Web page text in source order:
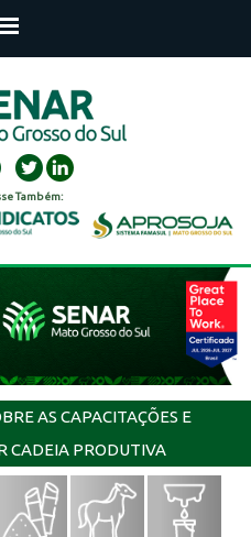
Também:
AS CAPACITAÇÕES E
CADEIA PRODUTIVA